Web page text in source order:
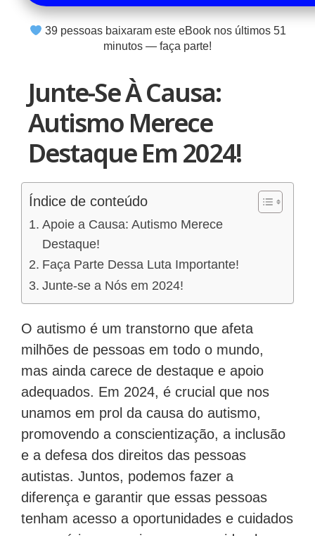
39pessoas baixaram este eBook nos últimos 51
minutos — faça parte!
Junte-Se À Causa:
Autismo Merece
Destaque Em 2024!
Índice de conteúdo
Apoie a Causa: Autismo Merece
Destaque!
Faça Parte Dessa Luta Importante!
Junte-se a Nós em 2024!
O autismo é um transtorno que afeta
milhões de pessoas em todo o mundo,
mas ainda carece de destaque e apoio
adequados. Em 2024, é crucial que nos
unamos em prol da causa do autismo,
promovendo a conscientização, a inclusão
e a defesa dos direitos das pessoas
autistas. Juntos, podemos fazer a
diferença e garantir que essas pessoas
tenham acesso a oportunidades e cuidados